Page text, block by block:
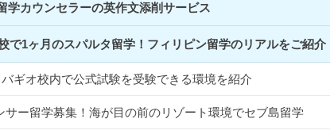
学カウンセラーの英作文添削サービス
1ヶ月のスパルタ留学！フィリピン留学のリアルをご紹介
ギオ校内で公式試験を受験できる環境を紹介
ー留学募集！海が目の前のリゾート環境でセブ島留学